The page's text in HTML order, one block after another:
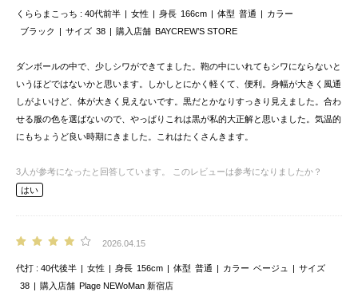
くららまこっち 40代前半 女性 身長 166cm 体型 普通
カラー
ブラック
サイズ 38 購入店舗 BAYCREW’S STORE
ダンボールの中で、少しシワができてました。鞄の中にいれてもシワにならないと
いうほどではないかと思います。しかしとにかく軽くて、便利。身幅が大きく風通
しがよいけど、体が大きく見えないです。黒だとかなりすっきり見えました。合わ
せる服の色を選ばないので、やっぱりこれは黒が私的大正解と思いました。気温的
にもちょうど良い時期にきました。これはたくさんきます。
3 人が参考になったと回答しています。
このレビューは参考になりましたか？
はい
2026.04.15
代打 40代後半 女性 身長 156cm 体型 普通 カラー ベージュ
サイズ
38
購入店舗 Plage NEWoMan 新宿店